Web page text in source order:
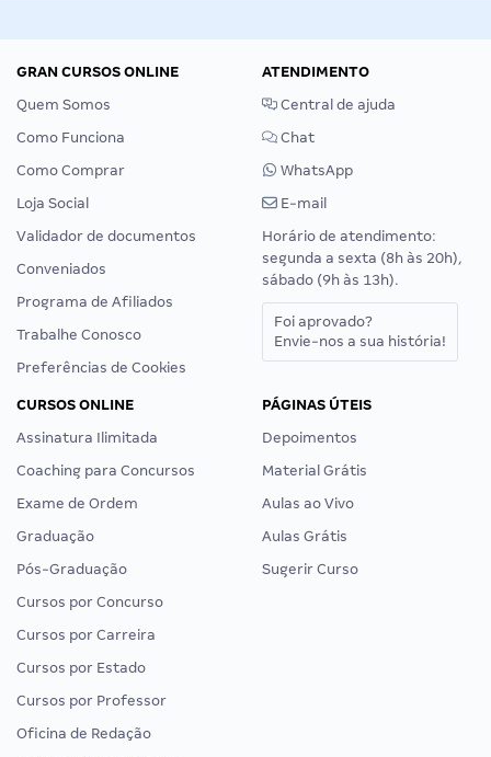
GRAN CURSOS ONLINE
Quem Somos
Como Funciona
Como Comprar
Loja Social
Validador de documentos
Conveniados
Programa de Afiliados
Trabalhe Conosco
Preferências de Cookies
ATENDIMENTO
Central de ajuda
Chat
WhatsApp
E-mail
Horário de atendimento:
segunda a sexta (8h às 20h),
sábado (9h às 13h).
Foi aprovado?
Envie-nos a sua história!
CURSOS ONLINE
Assinatura Ilimitada
Coaching para Concursos
Exame de Ordem
Graduação
Pós-Graduação
Cursos por Concurso
Cursos por Carreira
Cursos por Estado
Cursos por Professor
Oficina de Redação
PÁGINAS ÚTEIS
Depoimentos
Material Grátis
Aulas ao Vivo
Aulas Grátis
Sugerir Curso